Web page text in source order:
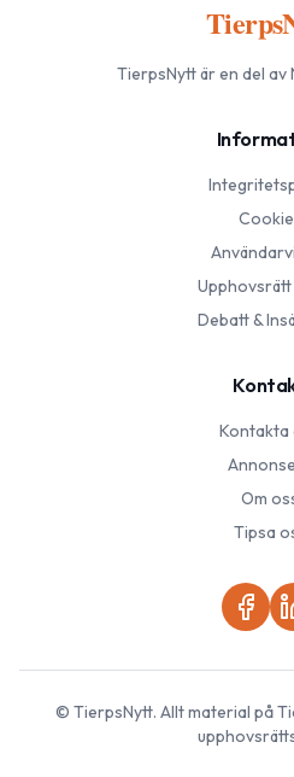
TierpsNyttär en del av
Upphovsrätt
Debatt &
Kontakta
Om
Tipsa
© TierpsNytt. Allt material på